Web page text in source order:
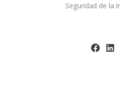
Seguridad de la